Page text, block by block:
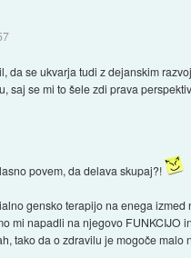
da se ukvarja tudi z dejanskim
saj se mi to šele zdi prava
povem, da delava skupaj?!
gensko terapijo na enega
mi napadli na njegovo FUNKCIJO
tako da o zdravilu je mogoče malo